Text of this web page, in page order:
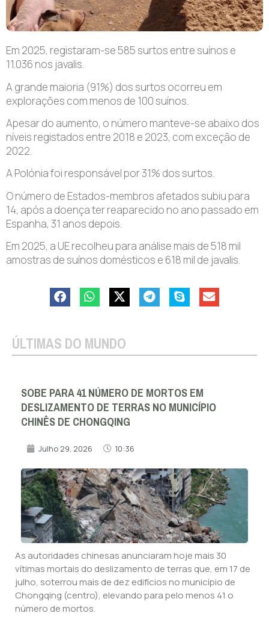
Em 2025, registaram-se 585 surtos entre suínos e
11.036 nos javalis.
A grande maioria (91%) dos surtos ocorreu em
explorações com menos de 100 suínos.
Apesar do aumento, o número manteve-se abaixo dos
níveis registados entre 2018 e 2023, com exceção de
2022.
A Polónia foi responsável por 31% dos surtos.
O número de Estados-membros afetados subiu para
14, após a doença ter reaparecido no ano passado em
Espanha, 31 anos depois.
Em 2025, a UE recolheu para análise mais de 518 mil
amostras de suínos domésticos e 618 mil de javalis.
ÚLTIMAS DO MUNDO
SOBE PARA 41 NÚMERO DE MORTOS EM
DESLIZAMENTO DE TERRAS NO MUNICÍPIO
CHINÊS DE CHONGQING
Julho 29, 2026 10:36
As autoridades chinesas anunciaram hoje mais 30
vítimas mortais do deslizamento de terras que, em 17 de
julho, soterrou mais de dez edifícios no município de
Chongqing (centro), elevando para pelo menos 41 o
número de mortos.